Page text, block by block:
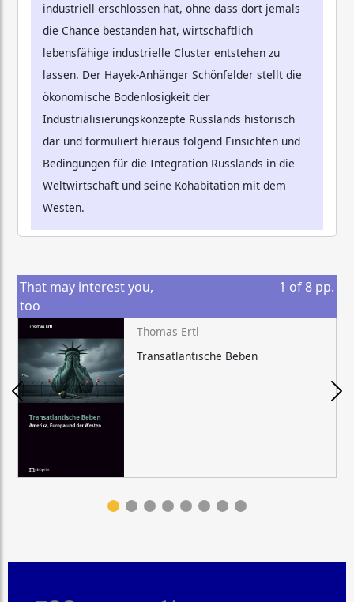
industriell erschlossen hat, ohne dass dort jemals
die Chance bestanden hat, wirtschaftlich
lebensfähige industrielle Cluster entstehen zu
lassen. Der Hayek-Anhänger Schönfelder stellt die
ökonomische Bodenlosigkeit der
Industrialisierungskonzepte Russlands historisch
dar und formuliert hieraus folgend Einsichten und
Bedingungen für die Integration Russlands in die
Weltwirtschaft und seine Kohabitation mit dem
Westen.
That may interest you,
too
1 of 8 pp.
Thomas Ertl
Transatlantische Beben